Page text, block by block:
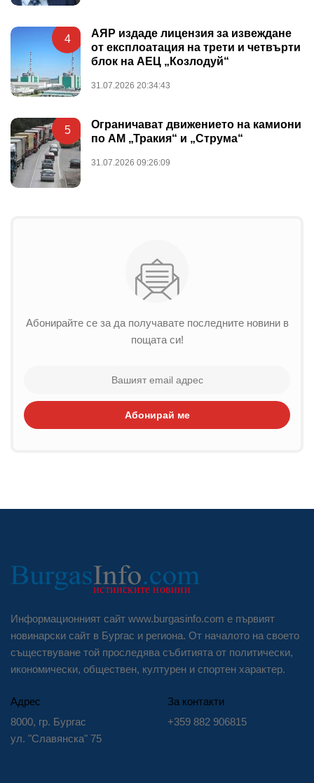
4
АЯР издаде лицензия за извеждане
от експлоатация на трети и четвърти
блок на АЕЦ „Козлодуй“
31.07.2026 20:34:43
5
Ограничават движението на камиони
по АМ „Тракия“ и „Струма“
31.07.2026 09:26:09
Абонирайте се за да получавате последните новини в
пощата си!
Абонирай ме
Информационният сайт www.burgasinfo.com е първият
новинарски сайт в Бургас и региона. От началото на своето
съществуване той проследява събитията от политически,
икономически, обществен, културен и спортен характер.
Адрес
8000, гр. Бургас
ул. "Славянска" 75
За контакти
+359 882 906815